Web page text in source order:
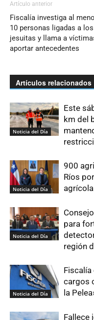
Artículo anterior
Fiscalía investiga al
10 personas ligadas a los
jesuitas y llama a
aportar antecedentes
Artículos relacionados
Noticia del Día
Este
km del
Noticia del Día
900
Ríos
agrícola
Noticia del Día
para
región
Noticia del Día
cargos
la
Fallece